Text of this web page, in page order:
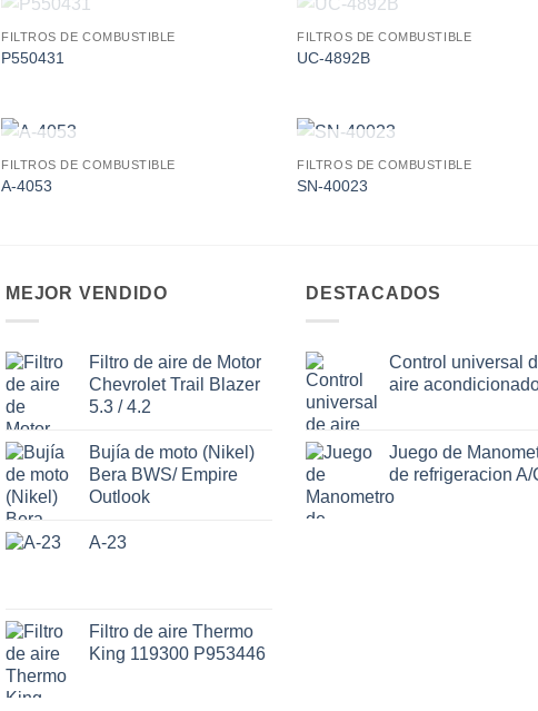
AGOTADO
FILTROS DE COMBUSTIBLE
P550431
AGOTADO
FILTROS DE COMBUSTIBLE
UC-4892B
AGOTADO
FILTROS DE COMBUSTIBLE
A-4053
AGOTADO
FILTROS DE COMBUSTIBLE
SN-40023
MEJOR VENDIDO
Filtro de aire de Motor
Chevrolet Trail Blazer
5.3 / 4.2
Bujía de moto (Nikel)
Bera BWS/ Empire
Outlook
A-23
Filtro de aire Thermo
King 119300 P953446
DESTACADOS
Control universal
aire
Juego de
de refrigeracion A/